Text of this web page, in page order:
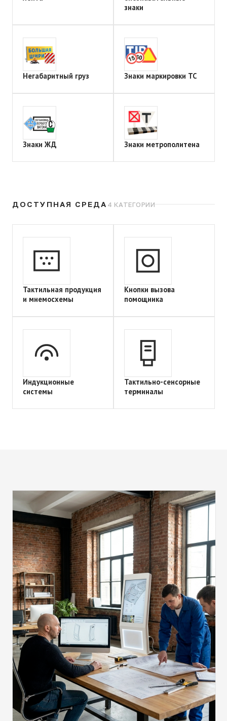
знаки
Негабаритный груз Знаки маркировки ТС
Знаки ЖД Знаки метрополитена
ДОСТУПНАЯ СРЕДА 4 КАТЕГОРИИ
Тактильная продукция
и мнемосхемы
Кнопки вызова
помощника
Индукционные
системы
Тактильно-сенсорные
терминалы